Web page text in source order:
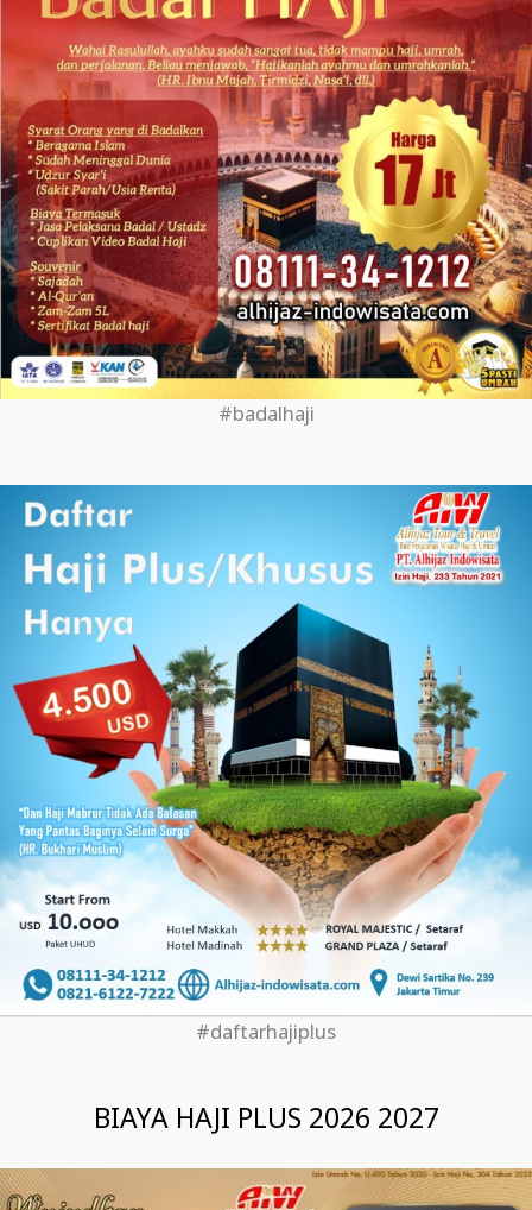
#badalhaji
#daftarhajiplus
BIAYA HAJI PLUS 2026 2027